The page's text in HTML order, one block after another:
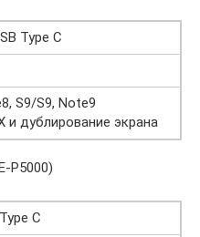
Type C
S9/S9, Note9
дублирование экрана
P5000)
C